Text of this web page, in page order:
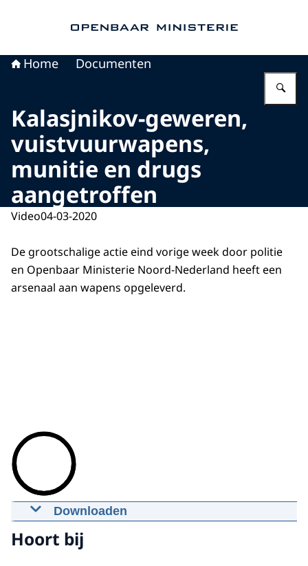
Home Documenten
Kalasjnikov-geweren,
vuistvuurwapens,
munitie en drugs
aangetroffen
Video04-03-2020
De grootschalige actie eind vorige week door politie
en Openbaar Ministerie Noord-Nederland heeft een
arsenaal aan wapens opgeleverd.
Downloaden
Kalasjnikov-geweren, vuistvuurwapens,
munitie en drugs aangetroffen
Hoort bij